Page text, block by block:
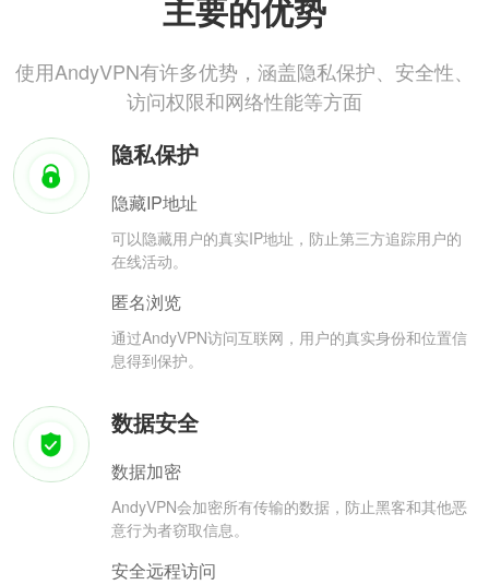
主要的优势
使用AndyVPN有许多优势，涵盖隐私保护、安全性、
访问权限和网络性能等方面
隐私保护
隐藏IP地址
可以隐藏用户的真实IP地址，防止第三方追踪用户的
在线活动。
匿名浏览
通过AndyVPN访问互联网，用户的真实身份和位置信
息得到保护。
数据安全
数据加密
AndyVPN会加密所有传输的数据，防止黑客和其他恶
意行为者窃取信息。
安全远程访问